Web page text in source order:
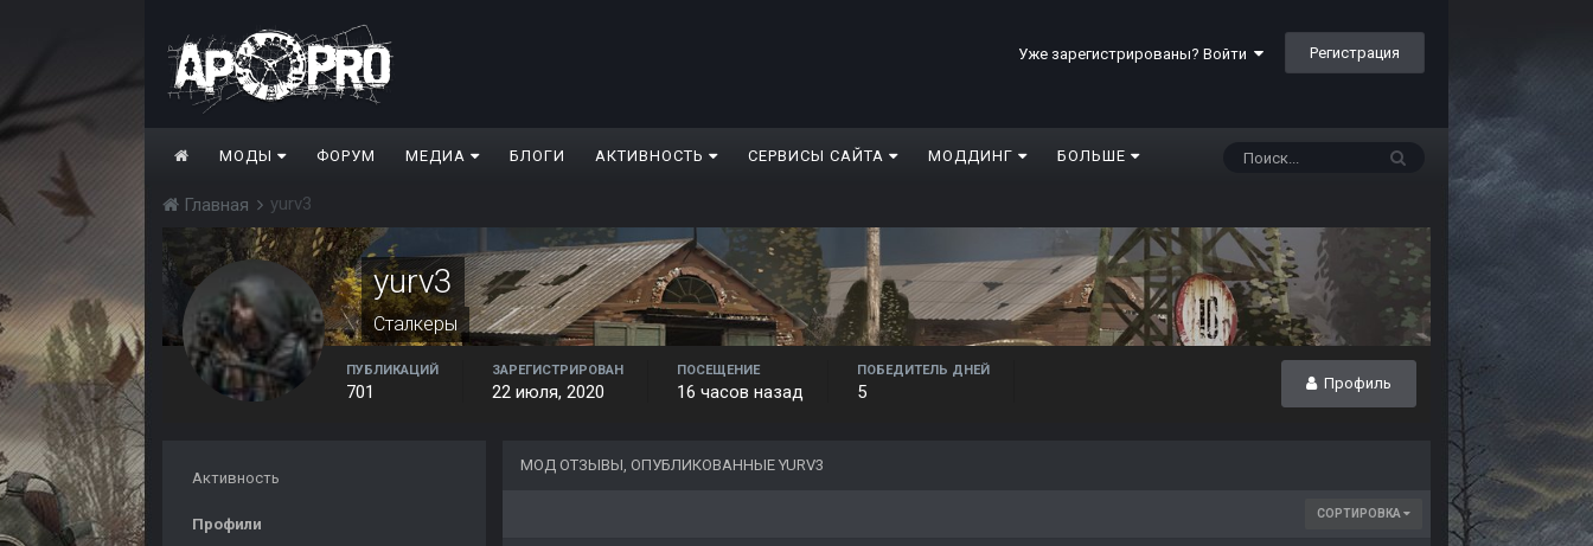
Уже зарегистрированы? Войти Регистрация
МОДЫ ФОРУМ МЕДИА БЛОГИ АКТИВНОСТЬ СЕРВИСЫ САЙТА МОДДИНГ БОЛЬШЕ
Главная yurv3
yurv3
Сталкеры
Профиль
ПУБЛИКАЦИЙ
701
ЗАРЕГИСТРИРОВАН
22 июля, 2020
ПОСЕЩЕНИЕ
16 часов назад
ПОБЕДИТЕЛЬ ДНЕЙ
5
Активность
Профили
МОД ОТЗЫВЫ, ОПУБЛИКОВАННЫЕ YURV3
СОРТИРОВКА